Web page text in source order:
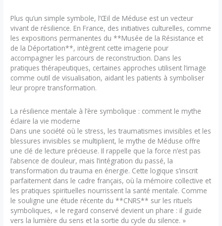
Plus qu’un simple symbole, l’Œil de Méduse est un vecteur
vivant de résilience. En France, des initiatives culturelles, comme
les expositions permanentes du **Musée de la Résistance et
de la Déportation**, intègrent cette imagerie pour
accompagner les parcours de reconstruction. Dans les
pratiques thérapeutiques, certaines approches utilisent l’image
comme outil de visualisation, aidant les patients à symboliser
leur propre transformation.
La résilience mentale à l’ère symbolique : comment le mythe
éclaire la vie moderne
Dans une société où le stress, les traumatismes invisibles et les
blessures invisibles se multiplient, le mythe de Méduse offre
une clé de lecture précieuse. Il rappelle que la force n’est pas
l’absence de douleur, mais l’intégration du passé, la
transformation du trauma en énergie. Cette logique s’inscrit
parfaitement dans le cadre français, où la mémoire collective et
les pratiques spirituelles nourrissent la santé mentale. Comme
le souligne une étude récente du **CNRS** sur les rituels
symboliques, « le regard conservé devient un phare : il guide
vers la lumière du sens et la sortie du cycle du silence. »